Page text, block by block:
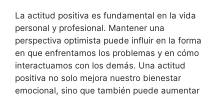
La actitud positiva es fundamental en la vida
personal y profesional. Mantener una
perspectiva optimista puede influir en la forma
en que enfrentamos los problemas y en cómo
interactuamos con los demás. Una actitud
positiva no solo mejora nuestro bienestar
emocional, sino que también puede aumentar